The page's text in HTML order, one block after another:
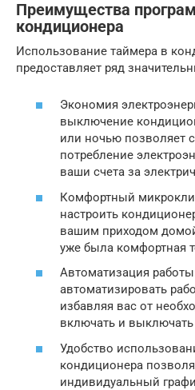
Преимущества
кондиционера
Использование таймера в
предоставляет ряд
Экономия
выключение
или ночью позволяет
потребление
ваши счета за
Комфортный
настроить
вашим приходом
уже была комфортная
Автоматизация
автоматизировать
избавляя вас от
включать и выключать
Удобство
кондиционера
индивидуальный